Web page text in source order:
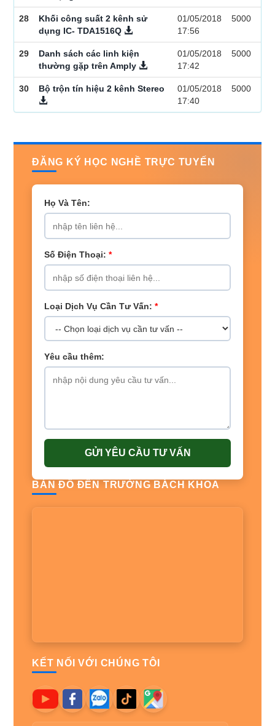
28
Khối công suất 2 kênh sử
dụng IC- TDA1516Q
01/05/2018
17:56
5000
29
Danh sách các linh kiện
thường gặp trên Amply
01/05/2018
17:42
5000
30 Bộ trộn tín hiệu 2 kênh Stereo
01/05/2018
17:40
5000
ĐĂNG KÝ HỌC NGHỀ TRỰC TUYẾN
Họ Và Tên:
Số Điện Thoại: *
Loại Dịch Vụ Cần Tư Vấn: *
Yêu cầu thêm:
GỬI YÊU CẦU TƯ VẤN
BẢN ĐỒ ĐẾN TRƯỜNG BÁCH KHOA
KẾT NỐI VỚI CHÚNG TÔI